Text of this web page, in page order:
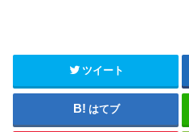
ツイート
はてブ